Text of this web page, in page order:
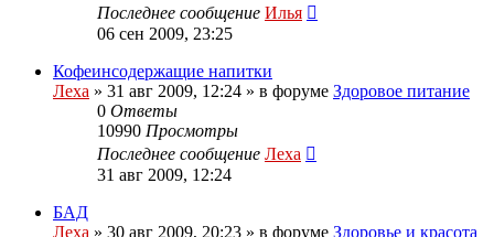
Последнее сообщение Илья
06 сен 2009, 23:25
Кофеинсодержащие напитки
Леха » 31 авг 2009, 12:24 » в форуме Здоровое питание
0 Ответы
10990 Просмотры
Последнее сообщение Леха
31 авг 2009, 12:24
БАД
Леха » 30 авг 2009, 20:23 » в форуме Здоровье и красота